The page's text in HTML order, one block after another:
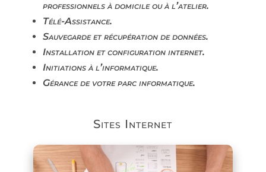
professionnels à domicile ou à l’atelier.
Télé-Assistance.
Sauvegarde et récupération de données.
Installation et configuration internet.
Initiations à l’informatique.
Gérance de votre parc informatique.
Sites Internet